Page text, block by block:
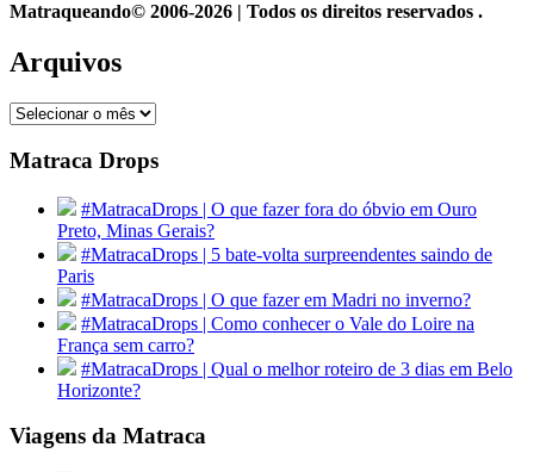
Matraqueando© 2006-2026 | Todos os direitos reservados .
Arquivos
Arquivos
Matraca Drops
#MatracaDrops | O que fazer fora do óbvio em Ouro
Preto, Minas Gerais?
#MatracaDrops | 5 bate-volta surpreendentes saindo de
Paris
#MatracaDrops | O que fazer em Madri no inverno?
#MatracaDrops | Como conhecer o Vale do Loire na
França sem carro?
#MatracaDrops | Qual o melhor roteiro de 3 dias em Belo
Horizonte?
Viagens da Matraca